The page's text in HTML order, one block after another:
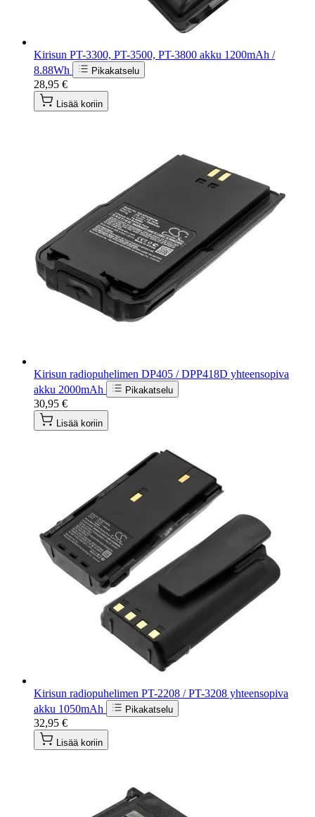
Kirisun PT-3300, PT-3500, PT-3800 akku 1200mAh /
8.88Wh
Pikakatselu
28,95 €
Lisää koriin
Kirisun radiopuhelimen DP405 / DPP418D yhteensopiva
akku 2000mAh
Pikakatselu
30,95 €
Lisää koriin
Kirisun radiopuhelimen PT-2208 / PT-3208 yhteensopiva
akku 1050mAh
Pikakatselu
32,95 €
Lisää koriin